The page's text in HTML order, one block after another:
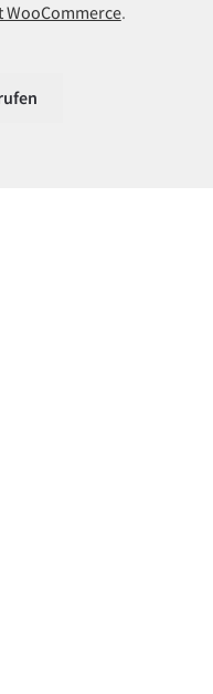
WooCommerce.